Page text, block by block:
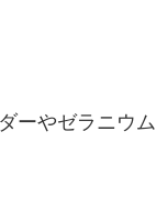
ーやゼラニウ